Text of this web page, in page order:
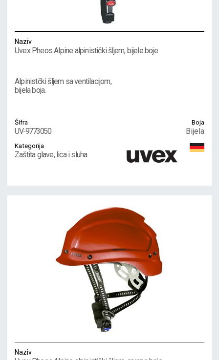
Naziv
Uvex Pheos Alpine alpinistički šljem, bijele boje
Alpinistčki šljem sa ventilacijom,
bijela boja.
Šifra
UV-9773050
Boja
Bijela
Kategorija
Zaštita glave, lica i sluha
Naziv